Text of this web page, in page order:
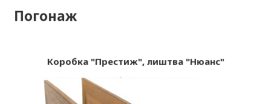
Погонаж
Коробка "Престиж", лиштва "Нюанс"